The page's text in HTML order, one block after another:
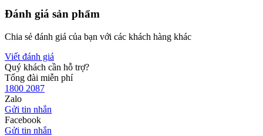
Đánh giá sản phẩm
Chia sẻ đánh giá của bạn với các khách hàng khác
Viết đánh giá
Quý khách cần hỗ trợ?
Tổng đài miễn phí
1800 2087
Zalo
Gửi tin nhắn
Facebook
Gửi tin nhắn